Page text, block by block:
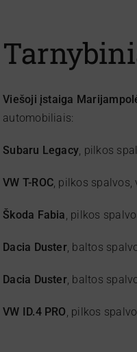
Viešoji įstaiga
automobiliais:
Subaru Legacy, pilkos
VW T-ROC, pilkos spalvos,
Škoda Fabia, pilkos
Dacia Duster, baltos
Dacia Duster, baltos
VW ID.4 PRO, pilkos